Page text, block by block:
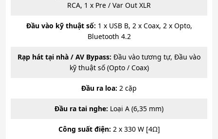
RCA, 1 x Pre / Var Out XLR
Đầu vào kỹ thuật số: 1 x USB B, 2 x Coax, 2 x Opto,
Bluetooth 4.2
Rạp hát tại nhà / AV Bypass: Đầu vào tương tự, Đầu vào
kỹ thuật số (Opto / Coax)
Đầu ra loa: 2 cặp
Đầu ra tai nghe: Loại A (6,35 mm)
Công suất điện: 2 x 330 W [4Ω]